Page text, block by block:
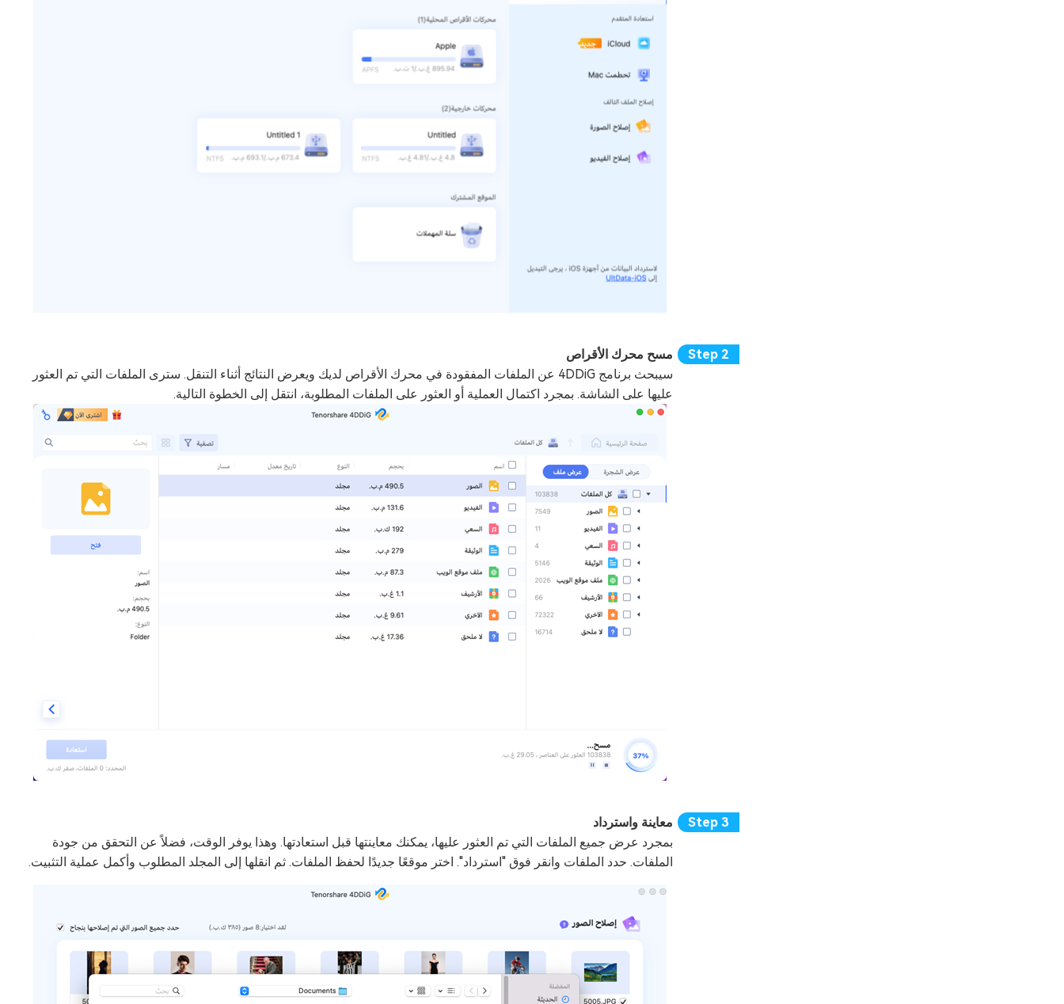
مسح محرك الأقراص
سيبحث برنامج 4DDiG عن الملفات المفقودة في محرك الأقراص لديك ويعرض النتائج أثناء التنقل. سترى الملفات التي تم العثور
عليها على الشاشة. بمجرد اكتمال العملية أو العثور على الملفات المطلوبة، انتقل إلى الخطوة التالية.
معاينة واسترداد
بمجرد عرض جميع الملفات التي تم العثور عليها، يمكنك معاينتها قبل استعادتها. وهذا يوفر الوقت، فضلاً عن التحقق من جودة
الملفات. حدد الملفات وانقر فوق "استرداد". اختر موقعًا جديدًا لحفظ الملفات. ثم انقلها إلى المجلد المطلوب وأكمل عملية التثبيت.